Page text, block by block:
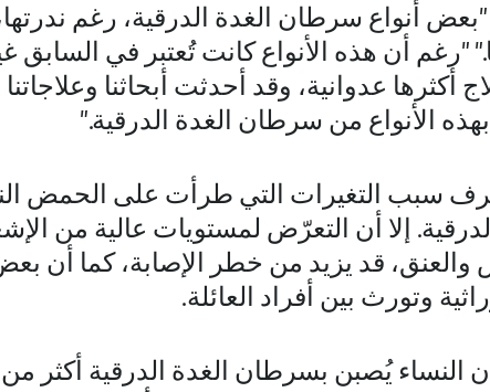
"بعض أنواع سرطان الغدة الدرقية، رغم
"رغم أن هذه الأنواع كانت تُعتبر في السابق غير
أكثرها عدوانية، وقد أحدثت أبحاثنا
الأنواع من سرطان الغدة الدرقية."
سبب التغيرات التي طرأت على الحمض
إلا أن التعرّض لمستويات عالية من
والعنق، قد يزيد من خطر الإصابة، كما أن
وتورث بين أفراد العائلة.
النساء يُصبن بسرطان الغدة الدرقية أكثر